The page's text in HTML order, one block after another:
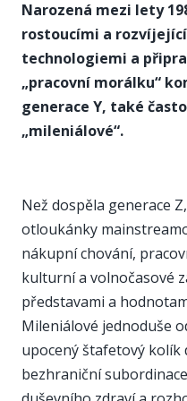
Narozená mezi lety
rostoucími a
technologiemi a
„pracovní morálku“
generace Y, také
„mileniálové“.
Než dospěla generace
otloukánky
nákupní chování,
kulturní a volnočasové
představami a
Mileniálové jednoduše
upocený štafetový kolík
bezhraniční